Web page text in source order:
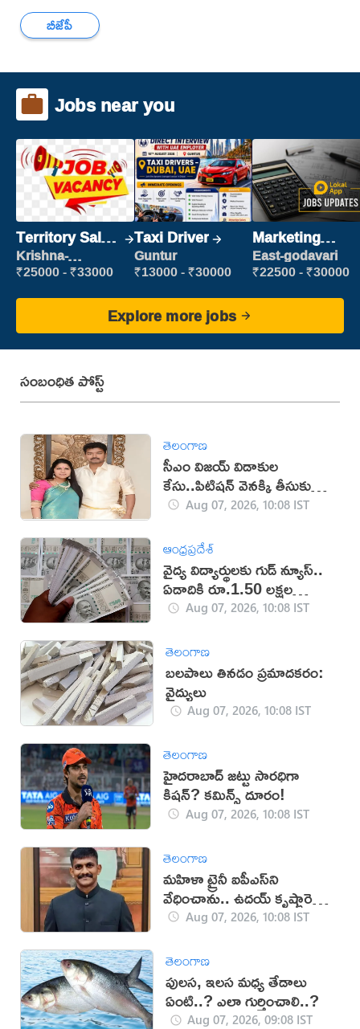
బీజేపీ
Jobs near you
Territory Sales
Manager
Krishna-
vijayawada
₹25000 - ₹33000
Taxi Driver
Guntur
₹13000 - ₹30000
Marketing
Executive
East-godavari
₹22500 - ₹30000
Explore more jobs
సంబంధిత పోస్ట్
తెలంగాణ
సీఎం విజయ్ విడాకుల
కేసు..పిటిషన్ వెనక్కి తీసుకున్న
భార్య సంగీత
Aug 07, 2026, 10:08 IST
ఆంధ్రప్రదేశ్
వైద్య విద్యార్థులకు గుడ్ న్యూస్..
ఏడాదికి రూ.1.50 లక్షల
స్కాలర్‌షిప్
Aug 07, 2026, 10:08 IST
తెలంగాణ
బలపాలు తినడం ప్రమాదకరం:
వైద్యులు
Aug 07, 2026, 10:08 IST
తెలంగాణ
హైదరాబాద్ జట్టు సారధిగా
కిషన్? కమిన్స్ దూరం!
Aug 07, 2026, 10:08 IST
తెలంగాణ
మహిళా ట్రైనీ ఐపీఎస్‌ని
వేధించాను.. ఉదయ్ కృష్ణారెడ్డి
నేరం అంగీకారం!
Aug 07, 2026, 10:08 IST
తెలంగాణ
పులస, ఇలస మధ్య తేడాలు
ఏంటి..? ఎలా గుర్తించాలి..?
Aug 07, 2026, 09:08 IST